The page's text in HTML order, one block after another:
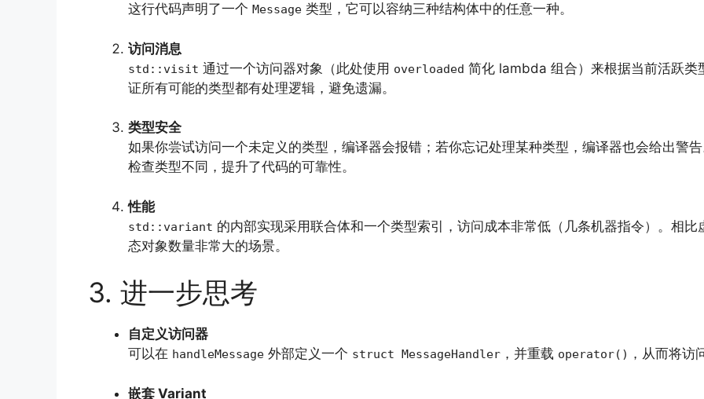
这行代码声明了一个 Message 类型，它可以容纳三种结构体中的任意一种。
访问消息
std::visit 通过一个访问器对象（此处使用 overloaded 简化 lambda 组合）来根据当前活跃
证所有可能的类型都有处理逻辑，避免遗漏。
类型安全
如果你尝试访问一个未定义的类型，编译器会报错；若你忘记处理某种类型，编译器也会给出警
检查类型不同，提升了代码的可靠性。
性能
std::variant 的内部实现采用联合体和一个类型索引，访问成本非常低（几条机器指令）。相
态对象数量非常大的场景。
3. 进一步思考
自定义访问器
可以在 handleMessage 外部定义一个 struct MessageHandler ，并重载 operator() ，从而将访
嵌套 Variant